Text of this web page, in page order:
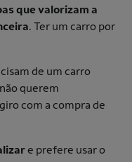
que valorizam a
. Ter um carro por
de um carro
querem
com a compra de
e prefere usar o